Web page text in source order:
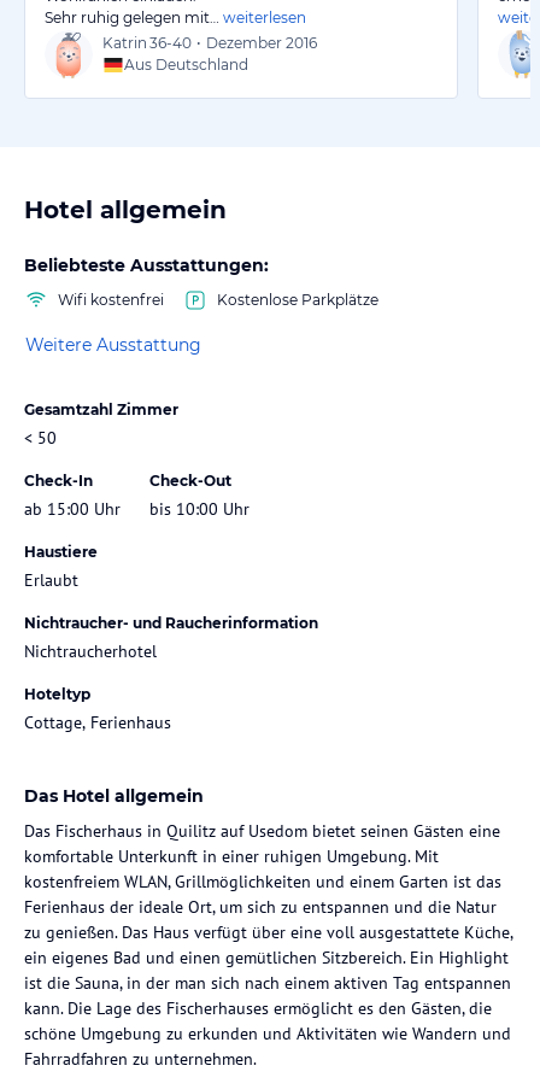
Sehr ruhig gelegen mit…
weiterlesen
Katrin 36-40 • Dezember 2016
Aus Deutschland
Hotel allgemein
Beliebteste Ausstattungen:
Wifi kostenfrei Kostenlose Parkplätze
Weitere Ausstattung
Gesamtzahl Zimmer
< 50
Check-In
ab 15:00 Uhr
Check-Out
bis 10:00 Uhr
Haustiere
Erlaubt
Nichtraucher- und Raucherinformation
Nichtraucherhotel
Hoteltyp
Cottage, Ferienhaus
Das Hotel allgemein
Das Fischerhaus in Quilitz auf Usedom bietet seinen Gästen eine
komfortable Unterkunft in einer ruhigen Umgebung. Mit
kostenfreiem WLAN, Grillmöglichkeiten und einem Garten ist das
Ferienhaus der ideale Ort, um sich zu entspannen und die Natur
zu genießen. Das Haus verfügt über eine voll ausgestattete Küche,
ein eigenes Bad und einen gemütlichen Sitzbereich. Ein Highlight
ist die Sauna, in der man sich nach einem aktiven Tag entspannen
kann. Die Lage des Fischerhauses ermöglicht es den Gästen, die
schöne Umgebung zu erkunden und Aktivitäten wie Wandern und
Fahrradfahren zu unternehmen.